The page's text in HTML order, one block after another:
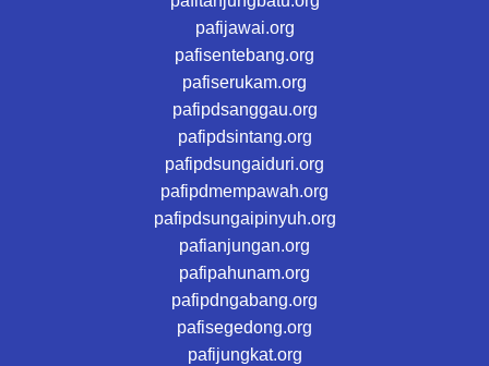
pafijawai.org
pafisentebang.org
pafiserukam.org
pafipdsanggau.org
pafipdsintang.org
pafipdsungaiduri.org
pafipdmempawah.org
pafipdsungaipinyuh.org
pafianjungan.org
pafipahunam.org
pafipdngabang.org
pafisegedong.org
pafijungkat.org